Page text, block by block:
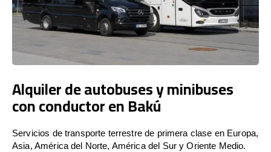
Alquiler de autobuses y minibuses
con conductor en Bakú
Servicios de transporte terrestre de primera clase en Europa,
Asia, América del Norte, América del Sur y Oriente Medio.